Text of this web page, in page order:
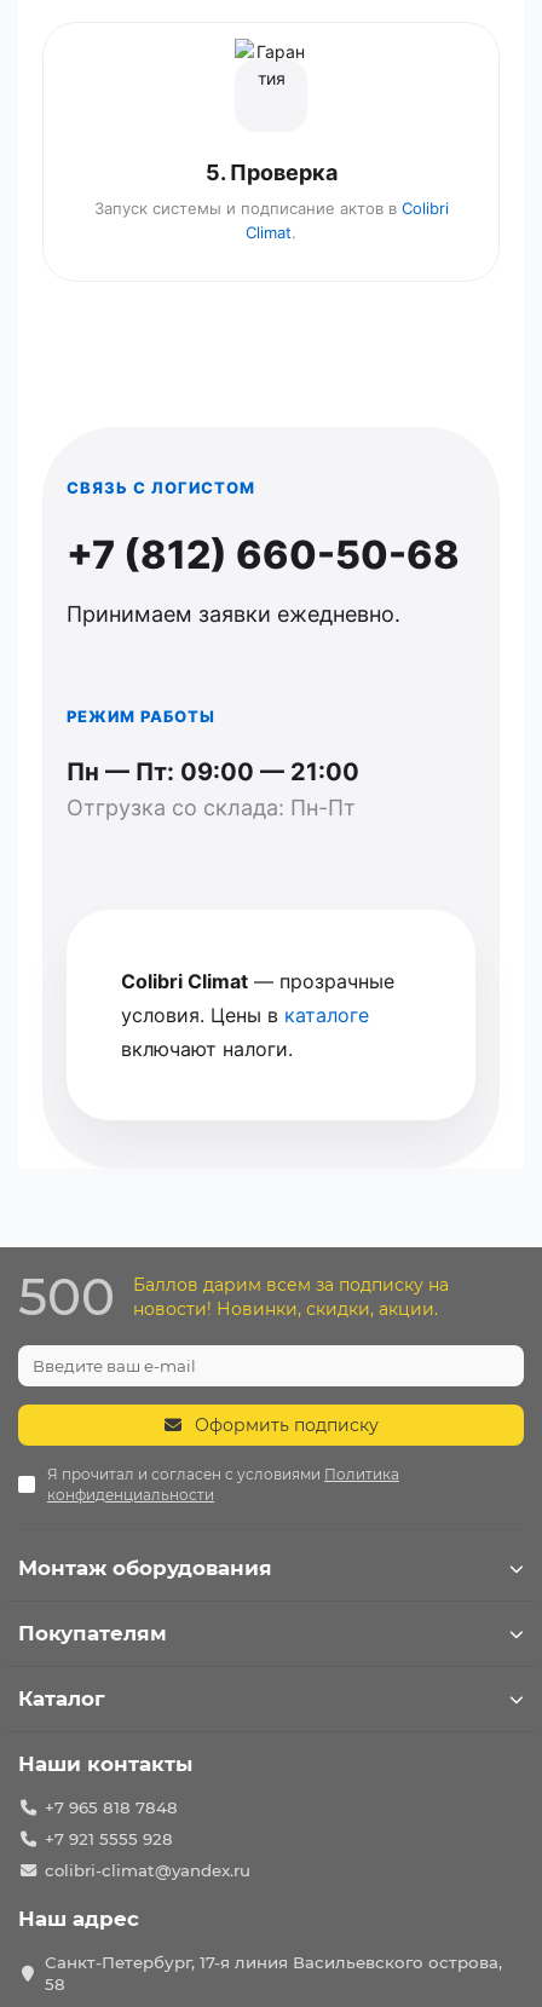
5. Проверка
Запуск системы и подписание актов в Colibri
Climat.
СВЯЗЬ С ЛОГИСТОМ
+7 (812) 660-50-68
Принимаем заявки ежедневно.
РЕЖИМ РАБОТЫ
Пн — Пт: 09:00 — 21:00
Отгрузка со склада: Пн-Пт
Colibri Climat — прозрачные
условия. Цены в каталоге
включают налоги.
500
Баллов дарим всем за подписку на
новости! Новинки, скидки, акции.
Оформить подписку
Я прочитал и согласен с условиями Политика
конфиденциальности
Монтаж оборудования
Покупателям
Каталог
Наши контакты
+7 965 818 7848
+7 921 5555 928
colibri-climat@yandex.ru
Наш адрес
Санкт-Петербург, 17-я линия Васильевского острова,
58